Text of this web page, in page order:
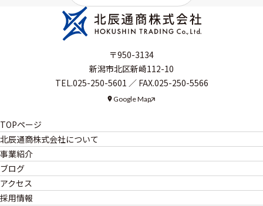
〒950-3134
新潟市北区新崎112-10
TEL.025-250-5601 ／ FAX.025-250-5566
Google Map
TOPページ
北辰通商株式会社について
北辰通商株式会社について
会社情報
労働安全衛生・汚染防止
CSR（企業の社会的責任）
事業紹介
事業紹介
電気工事サポートサービス業
変圧器解体・処理
ブログ
低濃度PCB処理ブログ
鉄スクラップ・銅買取ブログ
アクセス
採用情報